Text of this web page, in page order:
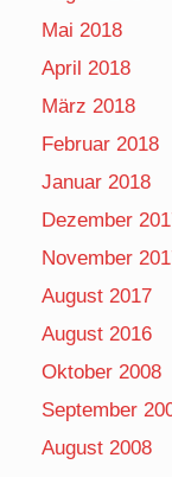
Mai 2018
April 2018
März 2018
Februar 2018
Januar 2018
Dezember
November
August 2017
August 2016
Oktober 2008
September
August 2008